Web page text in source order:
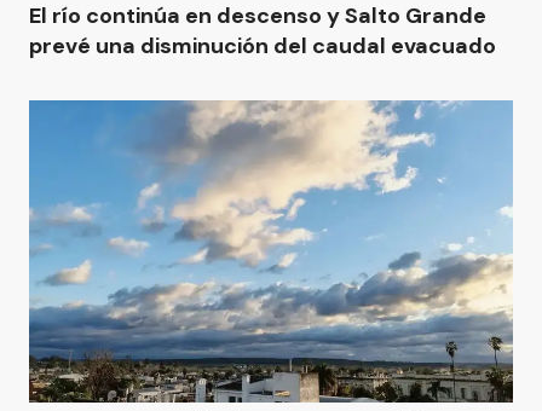
El río continúa en descenso y Salto Grande
prevé una disminución del caudal evacuado